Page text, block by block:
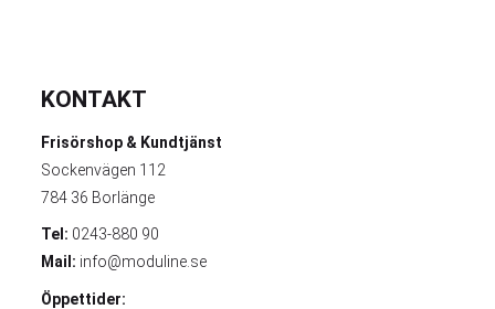
KONTAKT
Frisörshop & Kundtjänst
Sockenvägen 112
784 36 Borlänge
Tel: 0243-880 90
Mail: info@moduline.se
Öppettider: